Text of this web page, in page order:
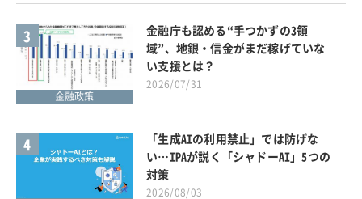
3
金融政策
金融庁も認める“手つかずの3領
域”、地銀・信金がまだ稼げていな
い支援とは？
2026/07/31
4
「生成AIの利用禁止」では防げな
い…IPAが説く「シャドーAI」5つの
対策
2026/08/03